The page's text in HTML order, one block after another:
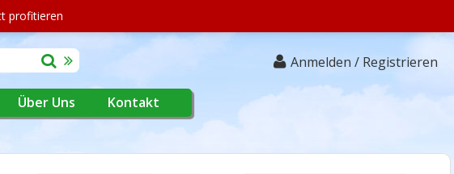
profitieren
Anmelden / Registrieren
Über Uns Kontakt